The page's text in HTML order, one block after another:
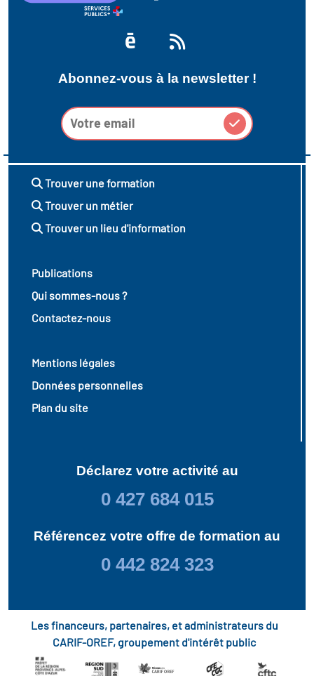
Abonnez-vous à la newsletter !
Trouver une formation
Trouver un métier
Trouver un lieu d'information
Publications
Qui sommes-nous ?
Contactez-nous
Mentions légales
Données personnelles
Plan du site
Déclarez votre activité au
0 427 684 015
Référencez votre offre de formation au
0 442 824 323
Les financeurs, partenaires, et administrateurs du
CARIF-OREF, groupement d'intérêt public